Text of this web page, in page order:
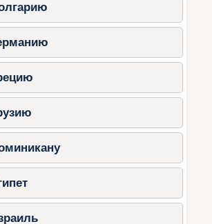
крытый парк с зонами
Cartoon Network и Lost
для малышей и
Dubai:
зоны, аттракционы и
парк.
классы по строительству
Dubai: